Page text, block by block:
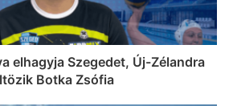
elhagyja Szegedet, Új-Zélandra
Botka Zsófia